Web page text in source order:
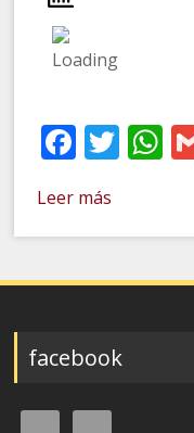
Leer más
facebook